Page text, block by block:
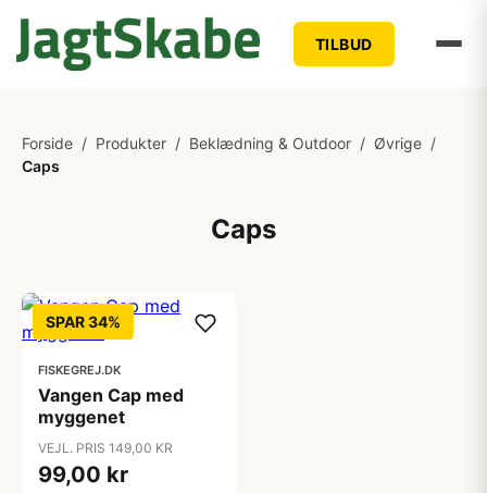
TILBUD
Forside / Produkter / Beklædning & Outdoor / Øvrige /
Caps
Caps
SPAR 34%
FISKEGREJ.DK
Vangen Cap med
myggenet
VEJL. PRIS 149,00 KR
99,00 kr